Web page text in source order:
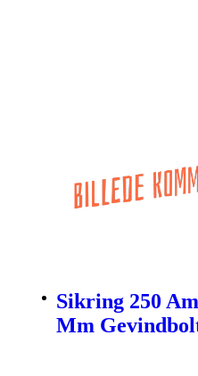
Sikring 250
Mm